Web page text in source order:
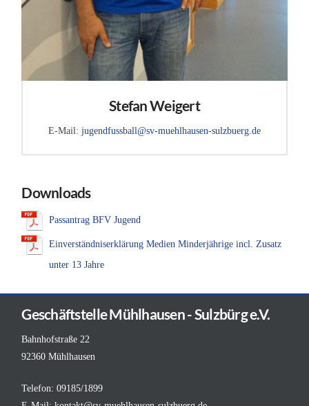
Stefan Weigert
E-Mail: jugendfussball@sv-muehlhausen-sulzbuerg.de
Downloads
Passantrag BFV Jugend
Einverständniserklärung Medien Minderjährige incl. Zusatz
unter 13 Jahre
Geschäftstelle Mühlhausen - Sulzbürg e.V.
Bahnhofstraße 22
92360 Mühlhausen
Telefon: 09185/1899